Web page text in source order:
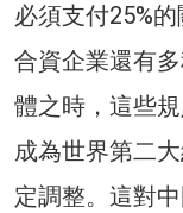
必須支付25%
合資企業還有
體之時，這些
成為世界第二
定調整。這對